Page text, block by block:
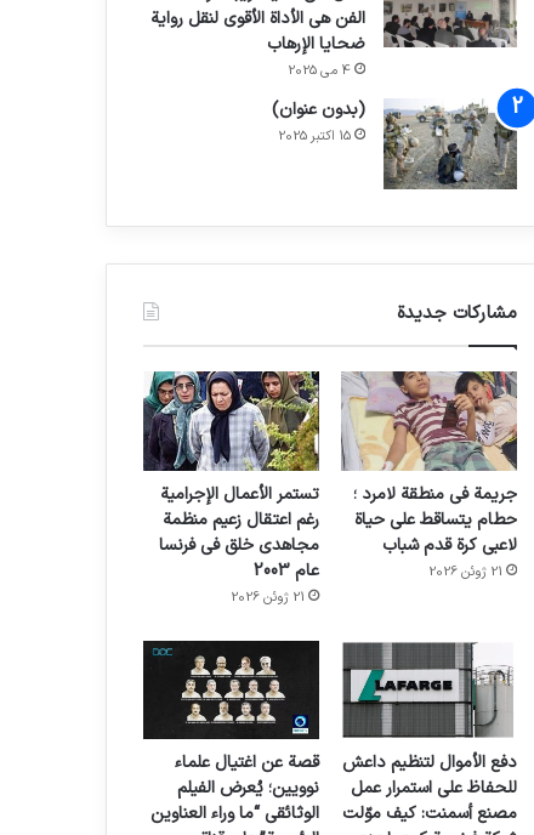
الفن هي الأداة الأقوى لنقل رواية
ضحايا الإرهاب
4 می 2025
(بدون عنوان)
15 اکتبر 2025
مشاركات جديدة
جريمة في منطقة لامرد ؛
حطام يتساقط على حياة
لاعبي كرة قدم شباب
21 ژوئن 2026
تستمر الأعمال الإجرامية
رغم اعتقال زعيم منظمة
مجاهدي خلق في فرنسا
عام 2003
21 ژوئن 2026
دفع الأموال لتنظيم داعش
للحفاظ على استمرار عمل
مصنع أسمنت: كيف موّلت
قصة عن اغتيال علماء
نوويين؛ يُعرض الفيلم
الوثائقي “ما وراء العناوين